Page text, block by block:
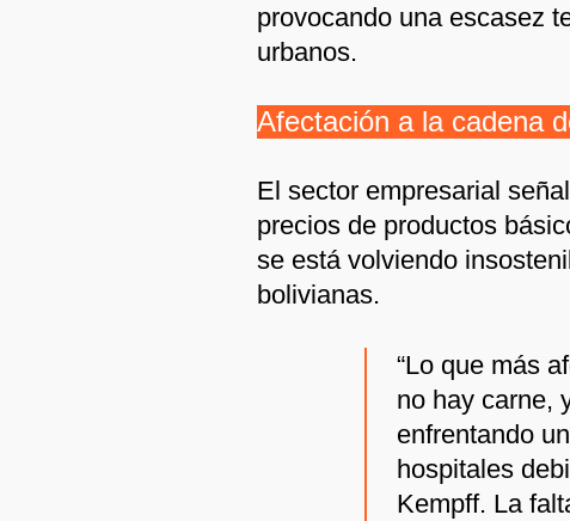
provocando una escasez
urbanos.
Afectación a la cadena
El sector empresarial
precios de productos
se está volviendo
bolivianas.
“Lo que más
no hay carne,
enfrentando
hospitales
Kempff. La